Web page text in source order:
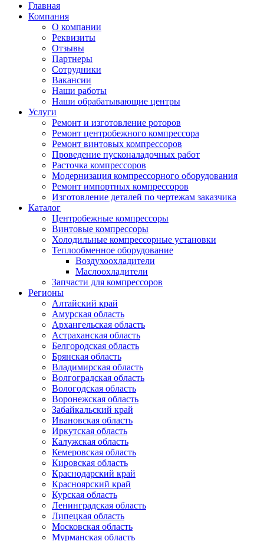
Главная
Компания
О компании
Реквизиты
Отзывы
Партнеры
Сотрудники
Вакансии
Наши работы
Наши обрабатывающие центры
Услуги
Ремонт и изготовление роторов
Ремонт центробежного компрессора
Ремонт винтовых компрессоров
Проведение пусконаладочных работ
Расточка компрессоров
Модернизация компрессорного оборудования
Ремонт импортных компрессоров
Изготовление деталей по чертежам заказчика
Каталог
Центробежные компрессоры
Винтовые компрессоры
Холодильные компрессорные установки
Теплообменное оборудование
Воздухоохладители
Маслоохладители
Запчасти для компрессоров
Регионы
Алтайский край
Амурская область
Архангельская область
Астраханская область
Белгородская область
Брянская область
Владимирская область
Волгоградская область
Вологодская область
Воронежская область
Забайкальский край
Ивановская область
Иркутская область
Калужская область
Кемеровская область
Кировская область
Краснодарский край
Красноярский край
Курская область
Ленинградская область
Липецкая область
Московская область
Мурманская область